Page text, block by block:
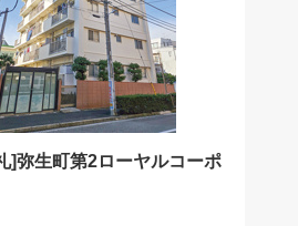
]弥生町第2ローヤルコーポ